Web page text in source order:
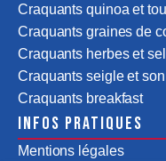
Craquants quinoa et
Craquants graines de
Craquants herbes et
Craquants seigle et
Craquants breakfast
Infos pratiques
Mentions légales